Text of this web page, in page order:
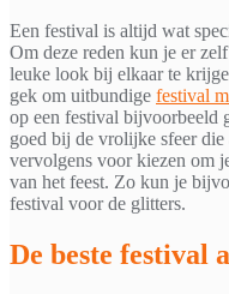
Een festival is altijd wat
Om deze reden kun je er
leuke look bij elkaar te
gek om uitbundige festival
op een festival bijvoorbeeld
goed bij de vrolijke sfeer
vervolgens voor kiezen om
van het feest. Zo kun je
festival voor de glitters.
De beste festival